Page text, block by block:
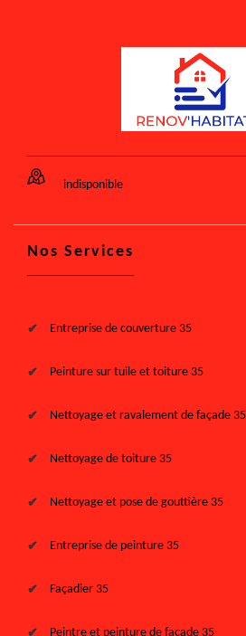
indisponible
Nos Services
Entreprise de couverture 35
Peinture sur tuile et toiture 35
Nettoyage et ravalement de façade 35
Nettoyage de toiture 35
Nettoyage et pose de gouttière 35
Entreprise de peinture 35
Façadier 35
Peintre et peinture de façade 35